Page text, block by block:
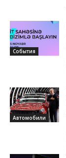
События
Автомобили